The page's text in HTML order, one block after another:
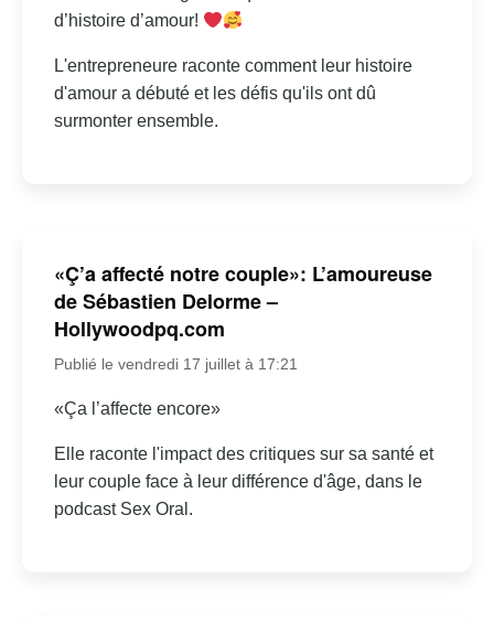
d’histoire d’amour!
L'entrepreneure raconte comment leur histoire
d'amour a débuté et les défis qu'ils ont dû
surmonter ensemble.
«Ç’a affecté notre couple»: L’amoureuse
de Sébastien Delorme –
Hollywoodpq.com
Publié le vendredi 17 juillet à 17:21
«Ça l’affecte encore»
Elle raconte l'impact des critiques sur sa santé et
leur couple face à leur différence d'âge, dans le
podcast Sex Oral.